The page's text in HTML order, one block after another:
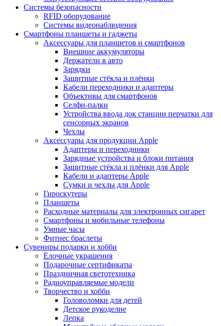
Системы безопасности
RFID оборудование
Системы видеонаблюдения
Смартфоны планшеты и гаджеты
Аксессуары для планшетов и смартфонов
Внешние аккумуляторы
Держатели в авто
Зарядки
Защитные стёкла и плёнки
Кабели переходники и адаптеры
Объективы для смартфонов
Селфи-палки
Устройства ввода док станции перчатки для
сенсорных экранов
Чехлы
Аксессуары для продукции Apple
Адаптеры и переходники
Зарядные устройства и блоки питания
Защитные стёкла и плёнки для Apple
Кабели и адаптеры Apple
Сумки и чехлы для Apple
Гироскутеры
Планшеты
Расходные материалы для электронных сигарет
Смартфоны и мобильные телефоны
Умные часы
Фитнес браслеты
Сувениры подарки и хобби
Ёлочные украшения
Подарочные сертификаты
Праздничная светотехника
Радиоуправляемые модели
Творчество и хобби
Головоломки для детей
Детское рукоделие
Лепка